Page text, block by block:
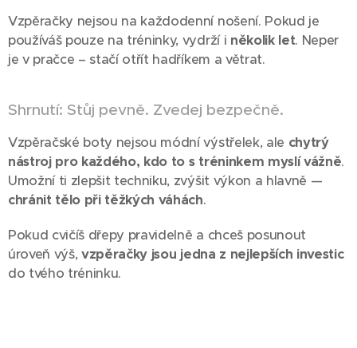
Vzpěračky nejsou na každodenní nošení. Pokud je
používáš pouze na tréninky, vydrží i několik let. Neper
je v pračce – stačí otřít hadříkem a větrat.
Shrnutí: Stůj pevně. Zvedej bezpečně.
Vzpěračské boty nejsou módní výstřelek, ale chytrý
nástroj pro každého, kdo to s tréninkem myslí vážně.
Umožní ti zlepšit techniku, zvýšit výkon a hlavně —
chránit tělo při těžkých váhách.
Pokud cvičíš dřepy pravidelně a chceš posunout
úroveň výš,vzpěračky jsou jedna z nejlepších investic
do tvého tréninku.